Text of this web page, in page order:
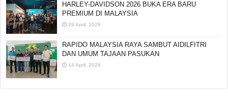
HARLEY-DAVIDSON 2026 BUKA ERA BARU
PREMIUM DI MALAYSIA
29 April, 2026
RAPIDO MALAYSIA RAYA SAMBUT AIDILFITRI
DAN UMUM TAJAAN PASUKAN
14 April, 2026